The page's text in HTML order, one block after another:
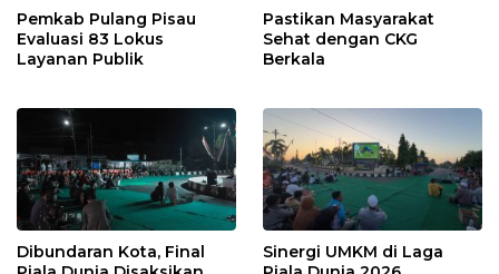
Pemkab Pulang Pisau
Evaluasi 83 Lokus
Layanan Publik
Pastikan Masyarakat
Sehat dengan CKG
Berkala
Dibundaran Kota, Final
Sinergi UMKM di Laga